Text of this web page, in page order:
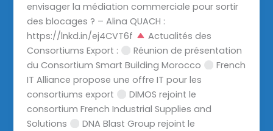
envisager la médiation commerciale pour sortir
des blocages ? – Alina QUACH :
https://lnkd.in/ej4CVT6f
Actualités des
Consortiums Export :
Réunion de présentation
du Consortium Smart Building Morocco
French
IT Alliance propose une offre IT pour les
consortiums export
DIMOS rejoint le
consortium French Industrial Supplies and
Solutions
DNA Blast Group rejoint le